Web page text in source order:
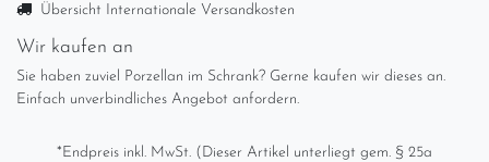
Übersicht Internationale Versandkosten
Wir kaufen an
Sie haben zuviel Porzellan im Schrank? Gerne kaufen wir dieses an.
Einfach unverbindliches Angebot anfordern.
*Endpreis inkl. MwSt. (Dieser Artikel unterliegt gem. § 25a